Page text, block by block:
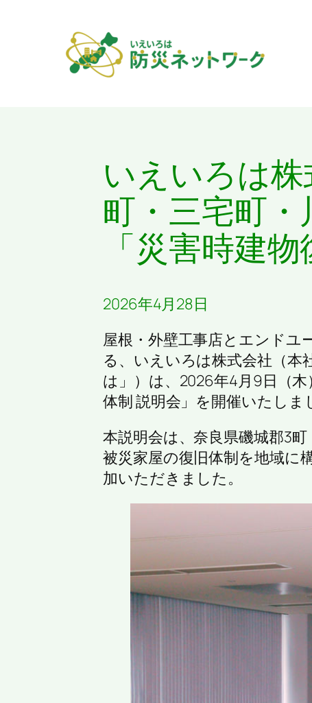
いえいろは
町・三宅町・
「災害時建
2026年4月28日
屋根・外壁工事店とエンド
る、いえいろは株式会社（本
は」）は、2026年4月9日（
体制 説明会」を開催いたしま
本説明会は、奈良県磯城郡3
被災家屋の復旧体制を地域に
加いただきました。